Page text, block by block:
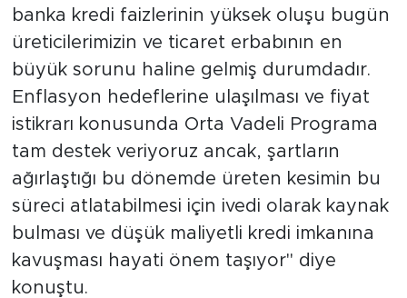
banka kredi faizlerinin yüksek oluşu bugün
üreticilerimizin ve ticaret erbabının en
büyük sorunu haline gelmiş durumdadır.
Enflasyon hedeflerine ulaşılması ve fiyat
istikrarı konusunda Orta Vadeli Programa
tam destek veriyoruz ancak, şartların
ağırlaştığı bu dönemde üreten kesimin bu
süreci atlatabilmesi için ivedi olarak kaynak
bulması ve düşük maliyetli kredi imkanına
kavuşması hayati önem taşıyor" diye
konuştu.